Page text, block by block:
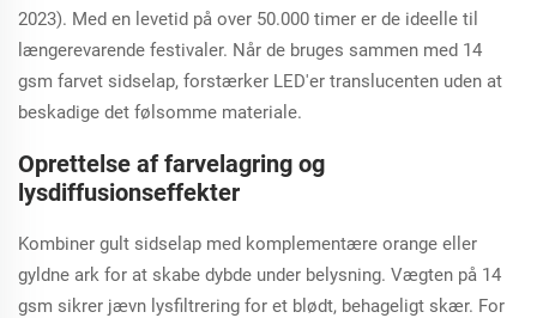
2023). Med en levetid på over 50.000 timer er de ideelle til
længerevarende festivaler. Når de bruges sammen med 14
gsm farvet sidselap, forstærker LED'er translucenten uden at
beskadige det følsomme materiale.
Oprettelse af farvelagring og
lysdiffusionseffekter
Kombiner gult sidselap med komplementære orange eller
gyldne ark for at skabe dybde under belysning. Vægten på 14
gsm sikrer jævn lysfiltrering for et blødt, behageligt skær. For